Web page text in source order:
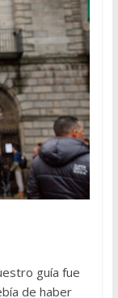
guía fue
de haber